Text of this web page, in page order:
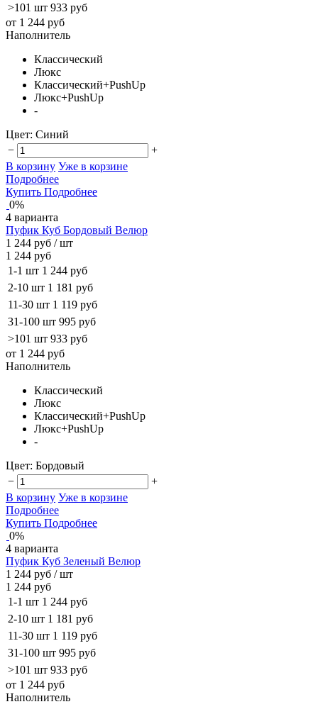
>101 шт 933 руб
от 1 244 руб
Наполнитель
Классический
Люкс
Классический+PushUp
Люкс+PushUp
-
Цвет: Синий
−
+
В корзину Уже в корзине
Подробнее
Купить Подробнее
0%
4 варианта
Пуфик Куб Бордовый Велюр
1 244 руб / шт
1 244 руб
1-1 шт 1 244 руб
2-10 шт 1 181 руб
11-30 шт 1 119 руб
31-100 шт 995 руб
>101 шт 933 руб
от 1 244 руб
Наполнитель
Классический
Люкс
Классический+PushUp
Люкс+PushUp
-
Цвет: Бордовый
−
+
В корзину Уже в корзине
Подробнее
Купить Подробнее
0%
4 варианта
Пуфик Куб Зеленый Велюр
1 244 руб / шт
1 244 руб
1-1 шт 1 244 руб
2-10 шт 1 181 руб
11-30 шт 1 119 руб
31-100 шт 995 руб
>101 шт 933 руб
от 1 244 руб
Наполнитель